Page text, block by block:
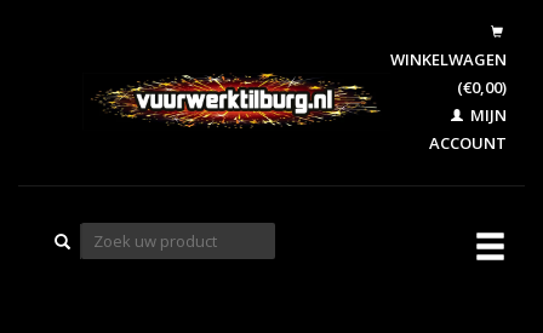
WINKELWAGEN
(€0,00)
MIJN
ACCOUNT